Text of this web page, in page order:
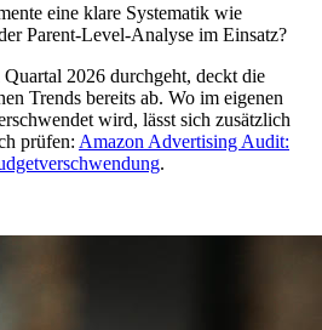
eine klare Systematik wie
Parent-Level-Analyse im Einsatz?
2026 durchgeht, deckt die
Trends bereits ab. Wo im eigenen
wird, lässt sich zusätzlich
prüfen: Amazon Advertising Audit:
.